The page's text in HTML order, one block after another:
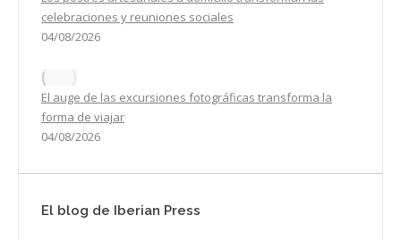
celebraciones y reuniones sociales
04/08/2026
El auge de las excursiones fotográficas transforma la
forma de viajar
04/08/2026
El blog de Iberian Press